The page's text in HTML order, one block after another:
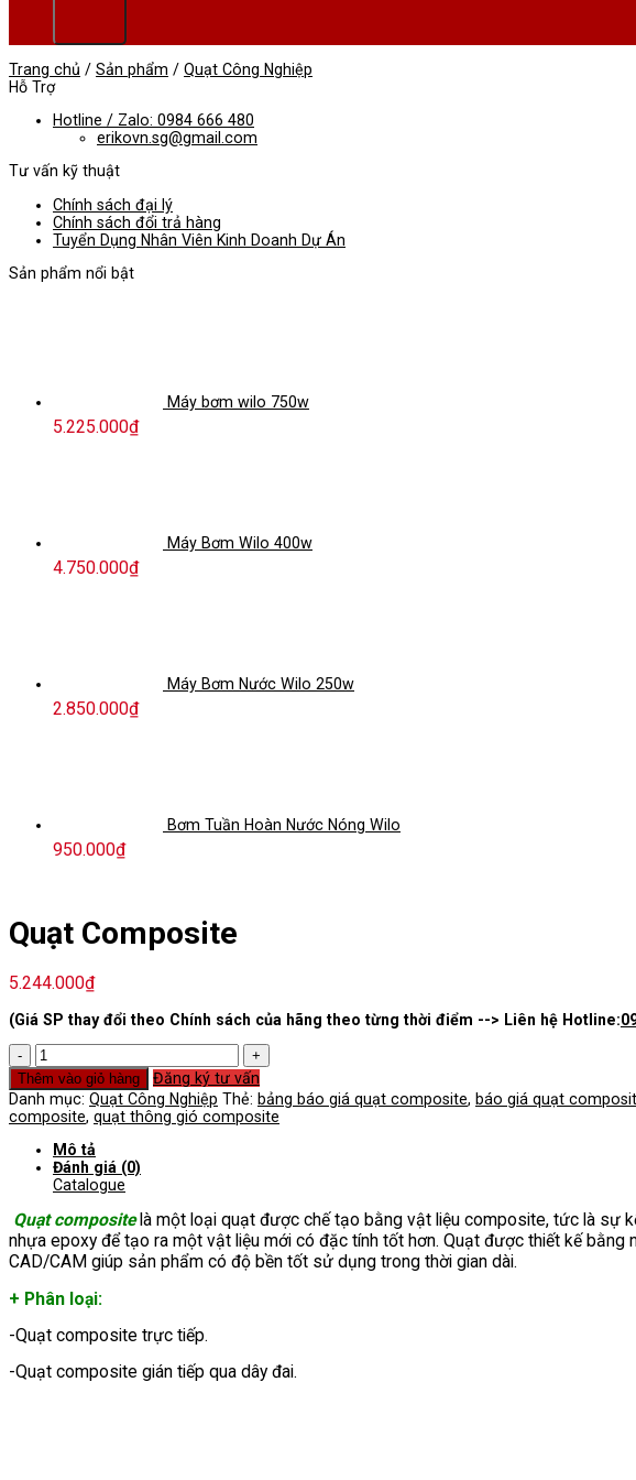
Trang chủ / Sản phẩm / Quạt Công Nghiệp
Hỗ Trợ
Hotline / Zalo: 0984 666 480
erikovn.sg@gmail.com
Tư vấn kỹ thuật
Chính sách đại lý
Chính sách đổi trả hàng
Tuyển Dụng Nhân Viên Kinh Doanh Dự Án
Sản phẩm nổi bật
Máy bơm wilo 750w
5.225.000₫
Máy Bơm Wilo 400w
4.750.000₫
Máy Bơm Nước Wilo 250w
2.850.000₫
Bơm Tuần Hoàn Nước Nóng Wilo
950.000₫
Quạt Composite
5.244.000₫
(Giá SP thay đổi theo Chính sách của hãng theo từng thời điểm --> Liên hệ Hotline:
Quạt
Composite
số
lượng
Thêm vào giỏ hàng
Đăng ký tư vấn
Danh mục: Quạt Công Nghiệp Thẻ: bảng báo giá quạt composite, báo giá quạt
composite, quạt thông gió composite
Mô tả
Đánh giá (0)
Catalogue
Quạt compositelà một loại quạt được chế tạo bằng vật liệu composite, tức là sự
nhựa epoxy để tạo ra một vật liệu mới có đặc tính tốt hơn. Quạt được thiết kế
CAD/CAM giúp sản phẩm có độ bền tốt sử dụng trong thời gian dài.
+ Phân loại:
-Quạt composite trực tiếp.
-Quạt composite gián tiếp qua dây đai.